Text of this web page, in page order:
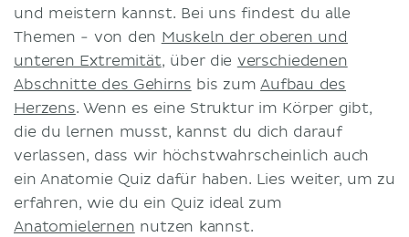
und meistern kannst. Bei uns findest du alle
Themen - von den Muskeln der oberen und
unteren Extremität, über die verschiedenen
Abschnitte des Gehirns bis zumAufbau des
Herzens. Wenn es eine Struktur im Körper gibt,
die du lernen musst, kannst du dich darauf
verlassen, dass wir höchstwahrscheinlich auch
ein Anatomie Quiz dafür haben. Lies weiter, um zu
erfahren, wie du ein Quiz ideal zum
Anatomielernen nutzen kannst.